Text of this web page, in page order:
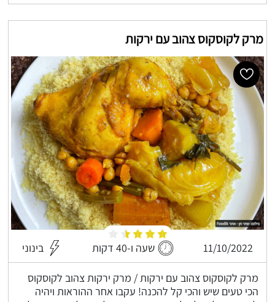
מרק לקוסקוס צהוב עם ירקות
11/10/2022 שעה ו-40 דקות בינוני
מרק לקוסקוס צהוב עם ירקות / מרק ירקות צהוב לקוסקוס
הכי טעים שיש והכי קל להכנה! עקבו אחר ההוראות ויהיה